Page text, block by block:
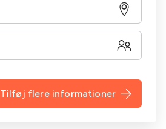
Tilføj flere informationer